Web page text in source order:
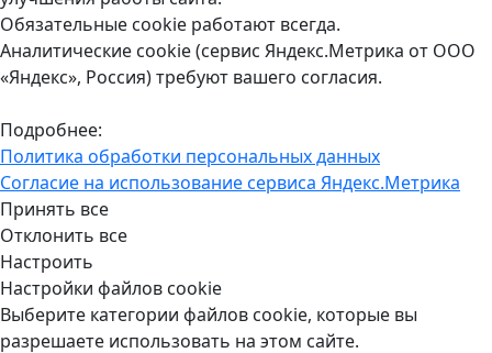
Обязательные cookie работают всегда.
Аналитические cookie (сервис Яндекс.Метрика от ООО
«Яндекс», Россия) требуют вашего согласия.
Подробнее:
Политика обработки персональных данных
Согласие на использование сервиса Яндекс.Метрика
Принять все
Отклонить все
Настроить
Настройки файлов cookie
Выберите категории файлов cookie, которые вы
разрешаете использовать на этом сайте.